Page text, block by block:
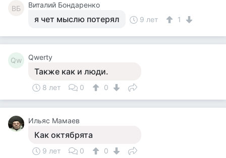
ВБ Виталий Бондаренко
я чет мыслю потерял 9 лет 1
Qw Qwerty
Также как и люди.
8 лет 0 0
Ильяс Мамаев
Как октябрята
9 лет 0 0